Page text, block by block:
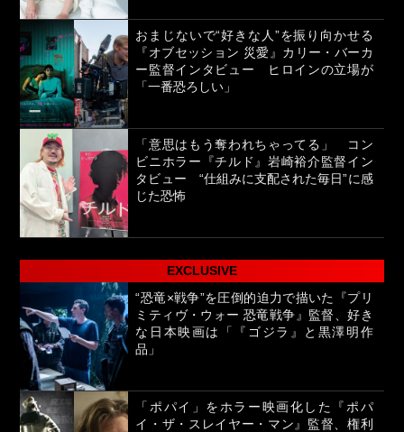
おまじないで“好きな人”を振り向かせる
『オブセッション 災愛』カリー・バーカ
ー監督インタビュー ヒロインの立場が
「一番恐ろしい」
「意思はもう奪われちゃってる」 コン
ビニホラー『チルド』岩崎裕介監督イン
タビュー “仕組みに支配された毎日”に感
じた恐怖
EXCLUSIVE
“恐竜×戦争”を圧倒的迫力で描いた『プリ
ミティヴ・ウォー 恐竜戦争』監督、好き
な日本映画は「『ゴジラ』と黒澤明作
品」
「ポパイ」をホラー映画化した『ポパ
イ・ザ・スレイヤー・マン』監督、権利